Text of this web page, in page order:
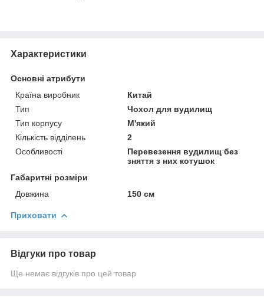
Характеристики
Основні атрибути
Країна виробник
Китай
Тип
Чохол для вудилищ
Тип корпусу
М'який
Кількість відділень
2
Особливості
Перевезення вудилищ без
зняття з них котушок
Габаритні розміри
Довжина
150 см
Приховати
Відгуки про товар
Ще немає відгуків про цей товар